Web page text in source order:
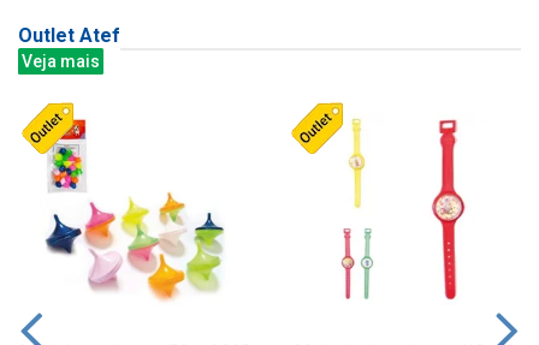
Outlet Atef
Veja mais